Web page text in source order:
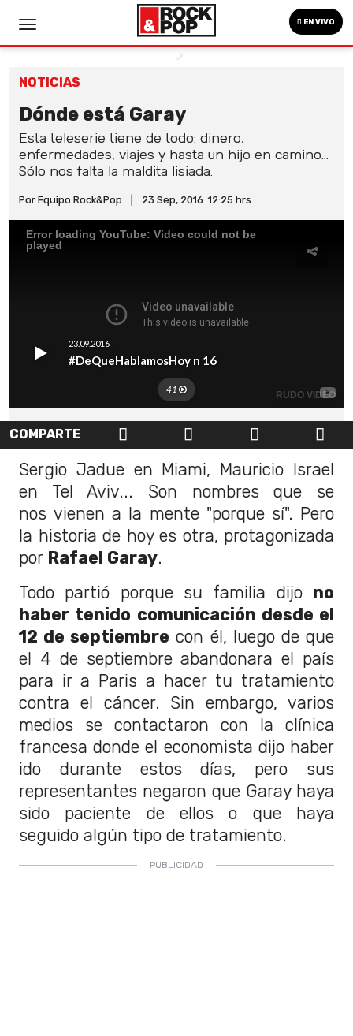
EN VIVO
NOTICIAS
Dónde está Garay
Esta teleserie tiene de todo: dinero,
enfermedades, viajes y hasta un hijo en camino...
Sólo nos falta la maldita lisiada.
Por Equipo Rock&Pop 23 Sep, 2016. 12:25 hrs
COMPARTE
Sergio Jadue en Miami, Mauricio Israel
en Tel Aviv... Son nombres que se
nos vienen a la mente "porque sí". Pero
la historia de hoy es otra, protagonizada
por Rafael Garay.
Todo partió porque su familia dijo no
haber tenido comunicación desde el
12 de septiembre con él, luego de que
el 4 de septiembre abandonara el país
para ir a Paris a hacer tu tratamiento
contra el cáncer. Sin embargo, varios
medios se contactaron con la clínica
francesa donde el economista dijo haber
ido durante estos días, pero sus
representantes negaron que Garay haya
sido paciente de ellos o que haya
seguido algún tipo de tratamiento.